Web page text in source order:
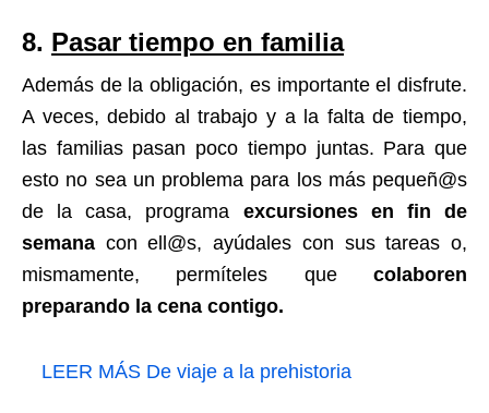
8. Pasar tiempo en familia
Además de la obligación, es importante el disfrute.
A veces, debido al trabajo y a la falta de tiempo,
las familias pasan poco tiempo juntas. Para que
esto no sea un problema para los más pequeñ@s
de la casa, programa excursiones en fin de
semana con ell@s, ayúdales con sus tareas o,
mismamente, permíteles que colaboren
preparando la cena contigo.
LEER MÁS De viaje a la prehistoria